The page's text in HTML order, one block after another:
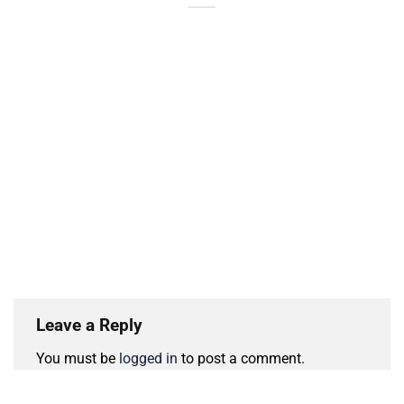
Leave a Reply
You must be logged in to post a comment.